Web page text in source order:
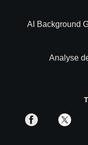
AI Background
Analyse